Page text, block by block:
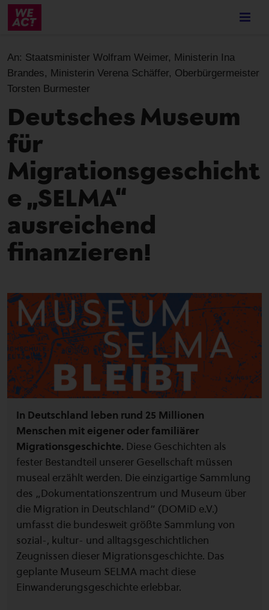
Skip
content
An: Staatsminister Wolfram Weimer, Ministerin Ina
Brandes, Ministerin Verena Schäffer, Oberbürgermeister
Torsten Burmester
Deutsches Museum
für
Migrationsgeschicht
e „SELMA“
ausreichend
finanzieren!
In Deutschland leben rund 25 Millionen
Menschen mit eigener oder familiärer
Migrationsgeschichte. Diese Geschichten als
fester Bestandteil unserer Gesellschaft müssen
museal erzählt werden. Die einzigartige Sammlung
des „Dokumentationszentrum und Museum über
die Migration in Deutschland“ (DOMiD e.V.)
umfasst die bundesweit größte Sammlung von
sozial-, kultur- und alltagsgeschichtlichen
Zeugnissen dieser Migrationsgeschichte. Das
geplante Museum SELMA macht diese
Einwanderungsgeschichte erlebbar.